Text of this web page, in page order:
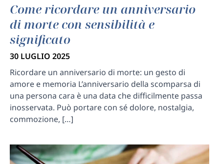
Come ricordare un anniversario
di morte con sensibilità e
significato
30 LUGLIO 2025
Ricordare un anniversario di morte: un gesto di
amore e memoria L’anniversario della scomparsa di
una persona cara è una data che difficilmente passa
inosservata. Può portare con sé dolore, nostalgia,
commozione, […]